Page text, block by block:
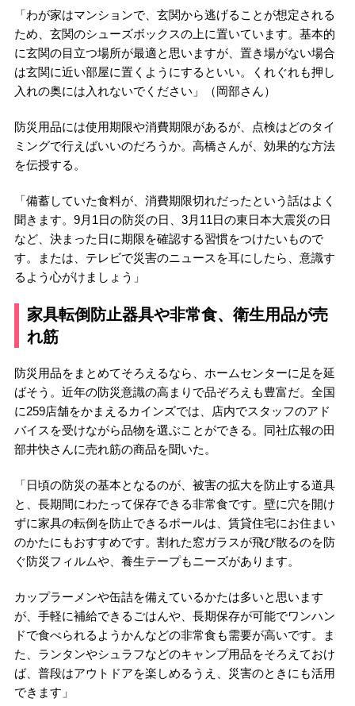
「わが家はマンションで、玄関から逃げることが想定される
ため、玄関のシューズボックスの上に置いています。基本的
に玄関の目立つ場所が最適と思いますが、置き場がない場合
は玄関に近い部屋に置くようにするといい。くれぐれも押し
入れの奥には入れないでください」（岡部さん）
防災用品には使用期限や消費期限があるが、点検はどのタイ
ミングで行えばいいのだろうか。高橋さんが、効果的な方法
を伝授する。
「備蓄していた食料が、消費期限切れだったという話はよく
聞きます。9月1日の防災の日、3月11日の東日本大震災の日
など、決まった日に期限を確認する習慣をつけたいもので
す。または、テレビで災害のニュースを耳にしたら、意識す
るよう心がけましょう」
家具転倒防止器具や非常食、衛生用品が売
れ筋
防災用品をまとめてそろえるなら、ホームセンターに足を延
ばそう。近年の防災意識の高まりで品ぞろえも豊富だ。全国
に259店舗をかまえるカインズでは、店内でスタッフのアド
バイスを受けながら品物を選ぶことができる。同社広報の田
部井快さんに売れ筋の商品を聞いた。
「日頃の防災の基本となるのが、被害の拡大を防止する道具
と、長期間にわたって保存できる非常食です。壁に穴を開け
ずに家具の転倒を防止できるポールは、賃貸住宅にお住まい
のかたにもおすすめです。割れた窓ガラスが飛び散るのを防
ぐ防災フィルムや、養生テープもニーズがあります。
カップラーメンや缶詰を備えているかたは多いと思います
が、手軽に補給できるごはんや、長期保存が可能でワンハン
ドで食べられるようかんなどの非常食も需要が高いです。ま
た、ランタンやシュラフなどのキャンプ用品をそろえておけ
ば、普段はアウトドアを楽しめるうえ、災害のときにも活用
できます」